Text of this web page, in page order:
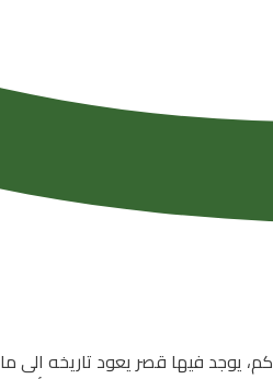
تقع القرية شمال غرب مدينة أبها وتبعد عن وسطها حوالي 13كم ، وكما يبعد عن